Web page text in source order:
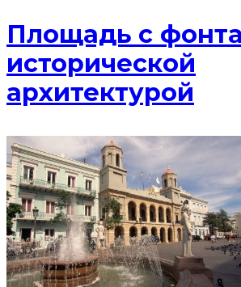
Площадь с
исторической
архитектурой